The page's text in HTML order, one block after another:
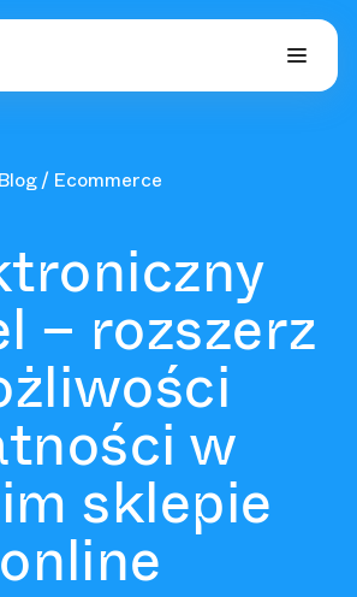
Blog Ecommerce
– rozszerz
w
sklepie
online